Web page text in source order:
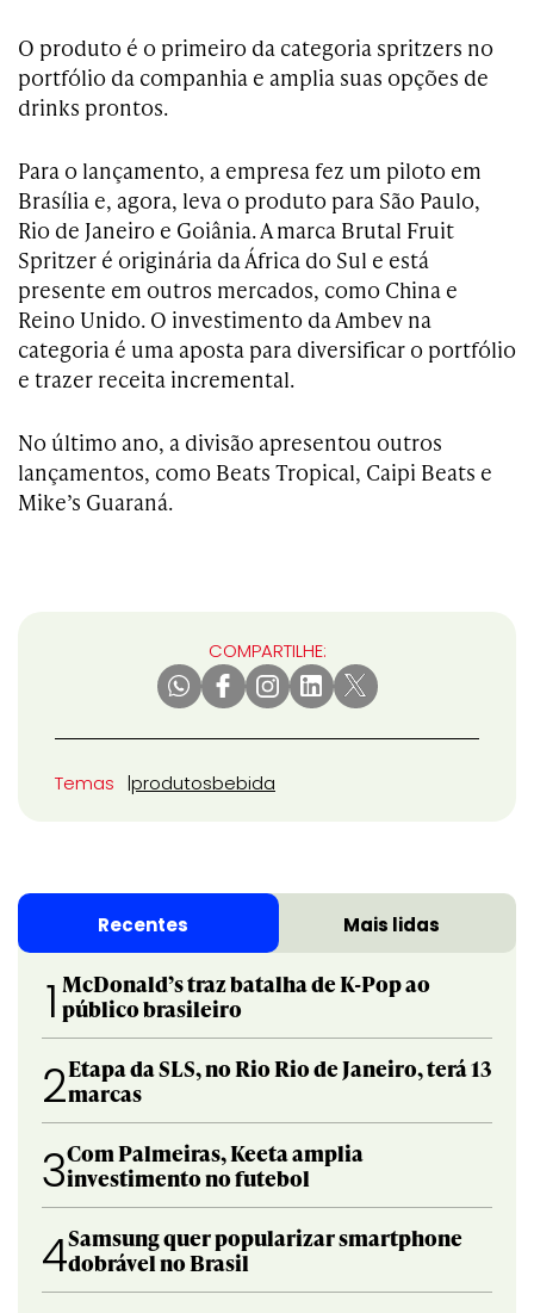
O produto é o primeiro da categoria spritzers no
portfólio da companhia e amplia suas opções de
drinks prontos.
Para o lançamento, a empresa fez um piloto em
Brasília e, agora, leva o produto para São Paulo,
Rio de Janeiro e Goiânia. A marca Brutal Fruit
Spritzer é originária da África do Sul e está
presente em outros mercados, como China e
Reino Unido. O investimento da Ambev na
categoria é uma aposta para diversificar o portfólio
e trazer receita incremental.
No último ano, a divisão apresentou outros
lançamentos, como Beats Tropical, Caipi Beats e
Mike’s Guaraná.
COMPARTILHE:
Temas produtosbebida
Recentes Mais lidas
1 McDonald’s traz batalha de K-Pop ao
público brasileiro
2Etapa da SLS, no Rio Rio de Janeiro, terá 13
marcas
3Com Palmeiras, Keeta amplia
investimento no futebol
4Samsung quer popularizar smartphone
dobrável no Brasil